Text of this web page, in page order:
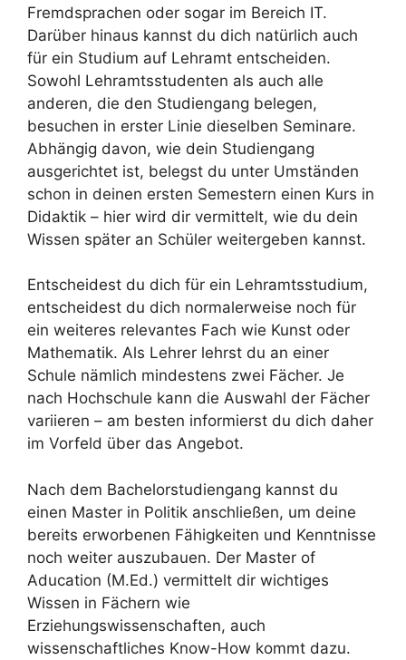
Fremdsprachen oder sogar im Bereich IT.
Darüber hinaus kannst du dich natürlich auch
für ein Studium auf Lehramt entscheiden.
Sowohl Lehramtsstudenten als auch alle
anderen, die den Studiengang belegen,
besuchen in erster Linie dieselben Seminare.
Abhängig davon, wie dein Studiengang
ausgerichtet ist, belegst du unter Umständen
schon in deinen ersten Semestern einen Kurs in
Didaktik – hier wird dir vermittelt, wie du dein
Wissen später an Schüler weitergeben kannst.
Entscheidest du dich für ein Lehramtsstudium,
entscheidest du dich normalerweise noch für
ein weiteres relevantes Fach wie Kunst oder
Mathematik. Als Lehrer lehrst du an einer
Schule nämlich mindestens zwei Fächer. Je
nach Hochschule kann die Auswahl der Fächer
variieren – am besten informierst du dich daher
im Vorfeld über das Angebot.
Nach dem Bachelorstudiengang kannst du
einen Master in Politik anschließen, um deine
bereits erworbenen Fähigkeiten und Kenntnisse
noch weiter auszubauen. Der Master of
Aducation (M.Ed.) vermittelt dir wichtiges
Wissen in Fächern wie
Erziehungswissenschaften, auch
wissenschaftliches Know-How kommt dazu.